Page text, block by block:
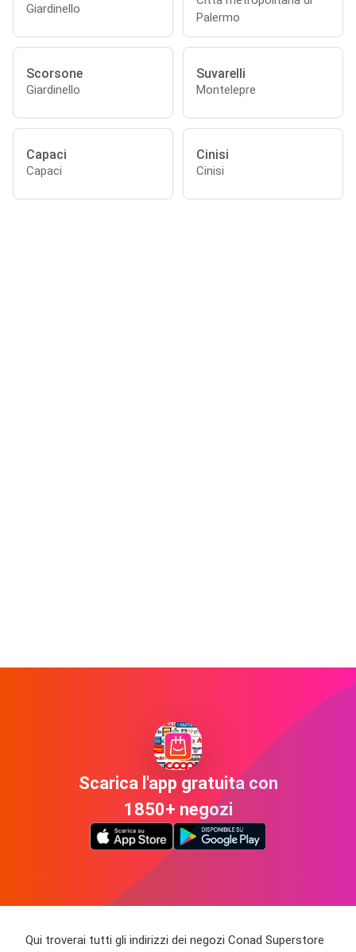
Giardinello
Palermo
Scorsone
Giardinello
Suvarelli
Montelepre
Capaci
Capaci
Cinisi
Cinisi
Scarica l'app gratuita con
1850+ negozi
Qui troverai tutti gli indirizzi dei negozi Conad Superstore